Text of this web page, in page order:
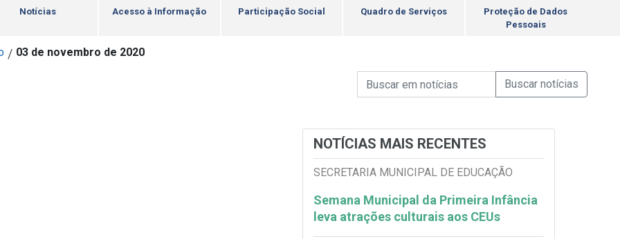
Notícias Acesso à Informação Participação Social Quadro de Serviços
Proteção de Dados
Pessoais
/ 03 de novembro de 2020
Campo de Busca de Notícias
Campo de Busca de informaçõesEnviar a Busca de
NOTÍCIAS MAIS RECENTES
SECRETARIA MUNICIPAL DE EDUCAÇÃO
Semana Municipal da Primeira Infância
leva atrações culturais aos CEUs